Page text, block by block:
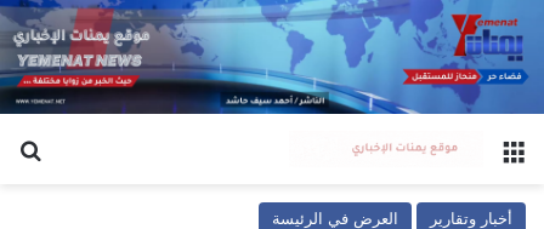
القائمة
أخبار وتقارير العرض في الرئيسة